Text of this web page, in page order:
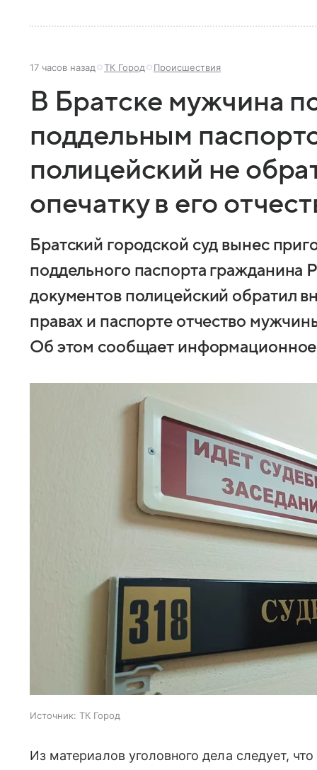
17 часов назад ТК Город Происшествия
В Братске мужчина
поддельным
полицейский не
опечатку в его
Братский городской суд вынес
поддельного паспорта гражданина
документов полицейский обратил
правах и паспорте отчество
Об этом сообщает информационное
Источник: ТК Город
Из материалов уголовного дела следует,